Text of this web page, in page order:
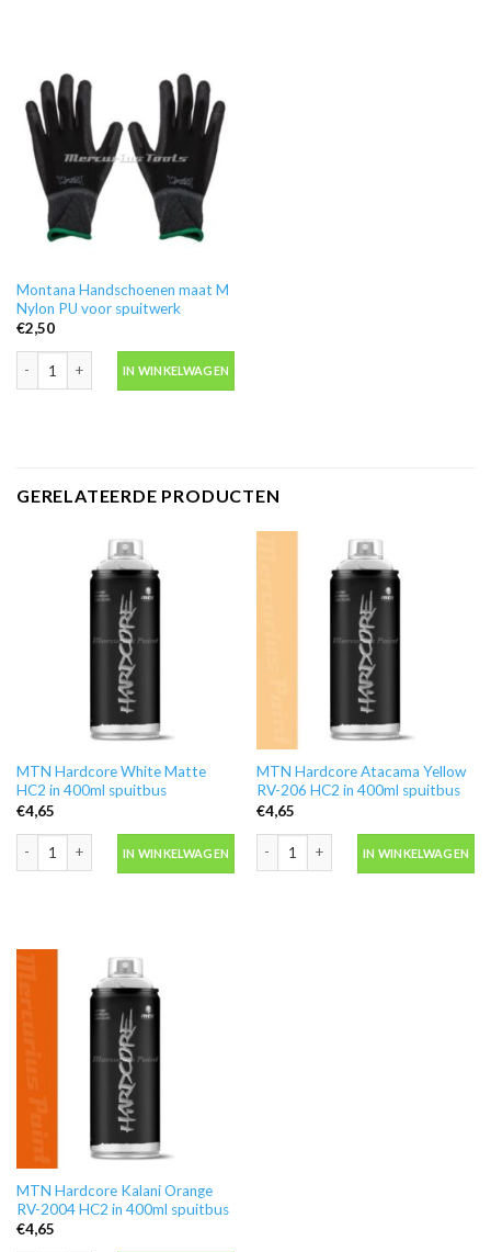
Montana Handschoenen maat M
Nylon PU voor spuitwerk
€2,50
IN WINKELWAGEN
GERELATEERDE PRODUCTEN
MTN Hardcore White Matte
HC2 in 400ml spuitbus
€4,65
IN WINKELWAGEN
MTN Hardcore Atacama Yellow
RV-206 HC2 in 400ml spuitbus
€4,65
IN WINKELWAGEN
MTN Hardcore Kalani Orange
RV-2004 HC2 in 400ml spuitbus
€4,65